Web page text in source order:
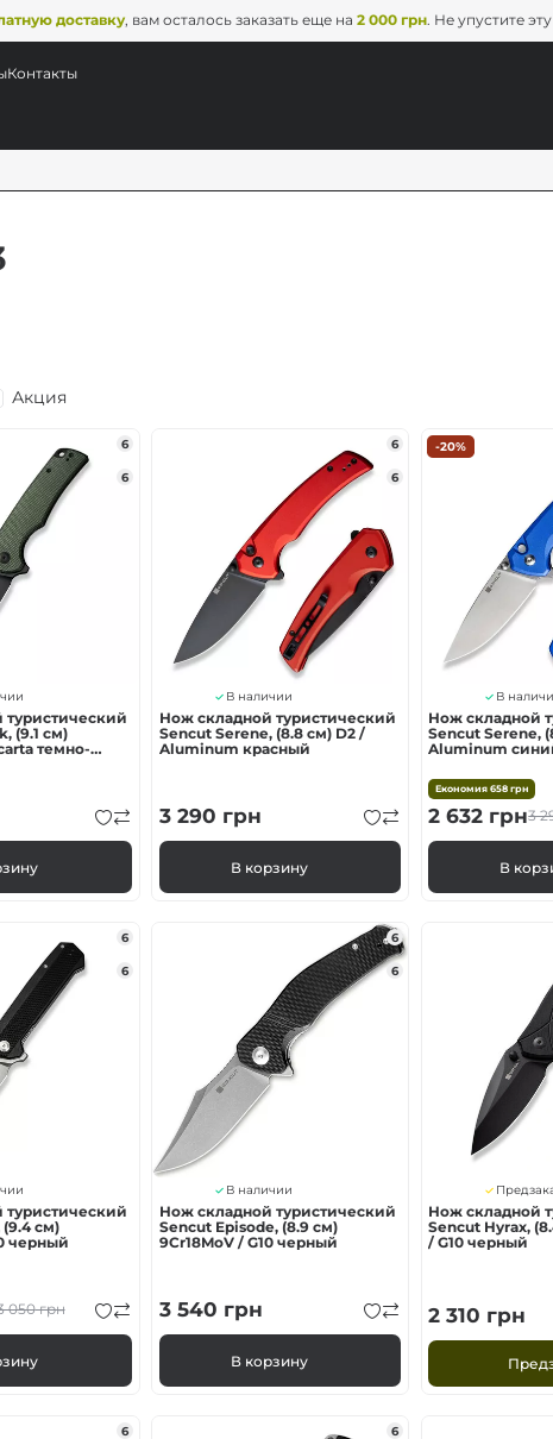
доставку, вам осталось заказать еще на 2 000 грн. Не упустите
Контакты
Акция
6
6
(9.1 см)
темно-
6
6
В наличии
Нож складной туристический
Sencut Serene, (8.8 см) D2 /
Aluminum красный
3 290 грн
В корзину
-20%
В
Нож складной
Sencut Serene,
Aluminum
Економия 658грн
3
2 632 грн
В
6
6
см)
черный
050грн
6
6
В наличии
Нож складной туристический
Sencut Episode, (8.9 см)
9Cr18MoV / G10 черный
3 540 грн
В корзину
Нож складной
Sencut Hyrax,
/ G10 черный
2 310 грн
6 6